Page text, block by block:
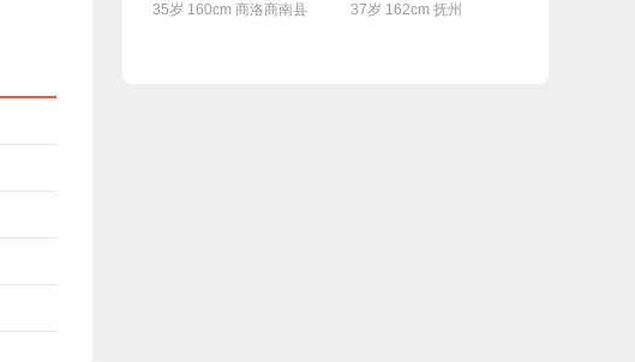
35岁 160cm 商洛商南县 37岁 162cm 抚州